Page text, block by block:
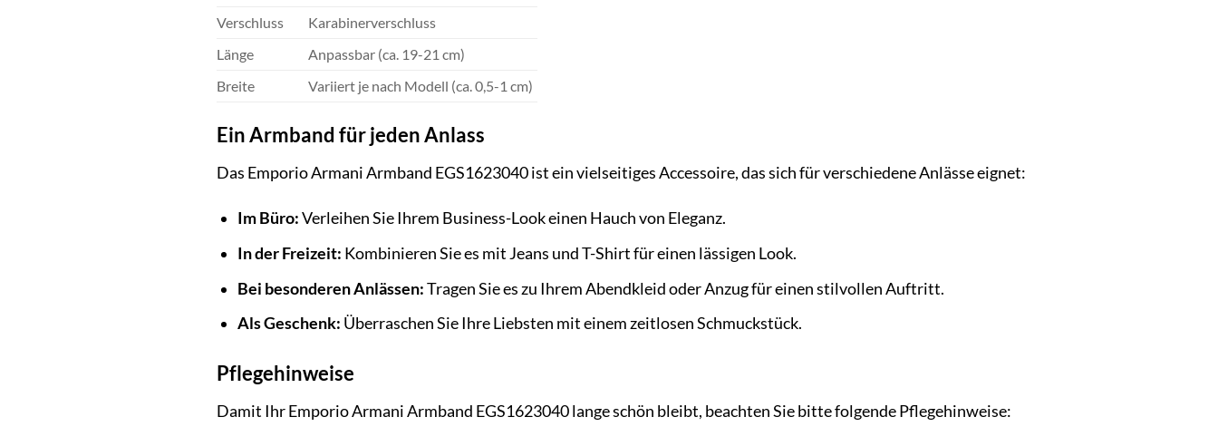
Verschluss
Karabinerverschluss
Länge
Anpassbar (ca. 19-21 cm)
Breite
Variiert je nach Modell (ca. 0,5-1 cm)
Ein Armband für jeden Anlass
Das Emporio Armani Armband EGS1623040 ist ein vielseitiges Accessoire, das sich für verschiedene Anlässe eignet:
Im Büro:Verleihen Sie Ihrem Business-Look einen Hauch von Eleganz.
In der Freizeit: Kombinieren Sie es mit Jeans und T-Shirt für einen lässigen Look.
Bei besonderen Anlässen:Tragen Sie es zu Ihrem Abendkleid oder Anzug für einen stilvollen Auftritt.
Als Geschenk: Überraschen Sie Ihre Liebsten mit einem zeitlosen Schmuckstück.
Pflegehinweise
Damit Ihr Emporio Armani Armband EGS1623040 lange schön bleibt, beachten Sie bitte folgende Pflegehinweise: